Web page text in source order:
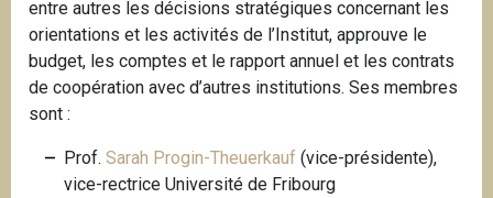
entre autres les décisions stratégiques concernant les
orientations et les activités de l’Institut, approuve le
budget, les comptes et le rapport annuel et les contrats
de coopération avec d’autres institutions. Ses membres
sont :
Prof. Sarah Progin-Theuerkauf (vice-présidente),
vice-rectrice Université de Fribourg